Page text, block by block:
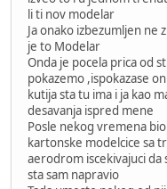
li ti nov modelar
Ja onako izbezumljen ne
je to Modelar
Onda je pocela prica od
pokazemo ,ispokazase
kutija sta tu ima i ja kao
desavanja ispred mene
Posle nekog vremena
kartonske modelcice sa
aerodrom iscekivajuci da
sta sam napravio